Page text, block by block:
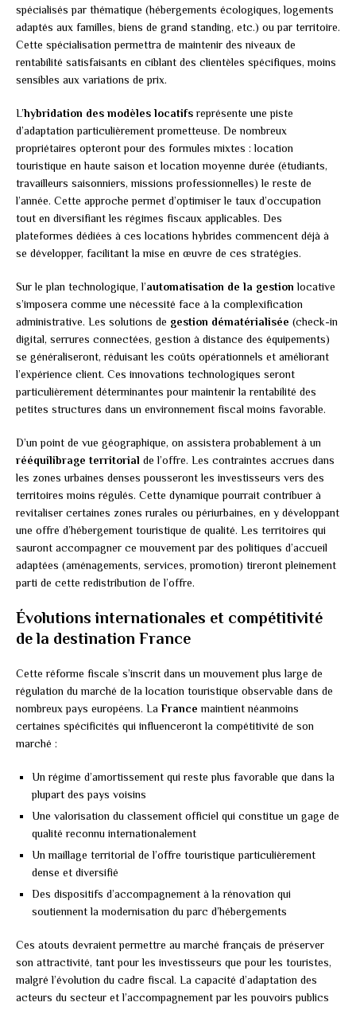
spécialisés par thématique (hébergements écologiques, logements
adaptés aux familles, biens de grand standing, etc.) ou par territoire.
Cette spécialisation permettra de maintenir des niveaux de
rentabilité satisfaisants en ciblant des clientèles spécifiques, moins
sensibles aux variations de prix.
L’hybridation des modèles locatifsreprésente une piste
d’adaptation particulièrement prometteuse. De nombreux
propriétaires opteront pour des formules mixtes : location
touristique en haute saison et location moyenne durée (étudiants,
travailleurs saisonniers, missions professionnelles) le reste de
l’année. Cette approche permet d’optimiser le taux d’occupation
tout en diversifiant les régimes fiscaux applicables. Des
plateformes dédiées à ces locations hybrides commencent déjà à
se développer, facilitant la mise en œuvre de ces stratégies.
Sur le plan technologique, l’automatisation de la gestion locative
s’imposera comme une nécessité face à la complexification
administrative. Les solutions de gestion dématérialisée (check-in
digital, serrures connectées, gestion à distance des équipements)
se généraliseront, réduisant les coûts opérationnels et améliorant
l’expérience client. Ces innovations technologiques seront
particulièrement déterminantes pour maintenir la rentabilité des
petites structures dans un environnement fiscal moins favorable.
D’un point de vue géographique, on assistera probablement à un
rééquilibrage territorial de l’offre. Les contraintes accrues dans
les zones urbaines denses pousseront les investisseurs vers des
territoires moins régulés. Cette dynamique pourrait contribuer à
revitaliser certaines zones rurales ou périurbaines, en y développant
une offre d’hébergement touristique de qualité. Les territoires qui
sauront accompagner ce mouvement par des politiques d’accueil
adaptées (aménagements, services, promotion) tireront pleinement
parti de cette redistribution de l’offre.
Évolutions internationales et compétitivité
de la destination France
Cette réforme fiscale s’inscrit dans un mouvement plus large de
régulation du marché de la location touristique observable dans de
nombreux pays européens. La France maintient néanmoins
certaines spécificités qui influenceront la compétitivité de son
marché :
Un régime d’amortissement qui reste plus favorable que dans la
plupart des pays voisins
Une valorisation du classement officiel qui constitue un gage de
qualité reconnu internationalement
Un maillage territorial de l’offre touristique particulièrement
dense et diversifié
Des dispositifs d’accompagnement à la rénovation qui
soutiennent la modernisation du parc d’hébergements
Ces atouts devraient permettre au marché français de préserver
son attractivité, tant pour les investisseurs que pour les touristes,
malgré l’évolution du cadre fiscal. La capacité d’adaptation des
acteurs du secteur et l’accompagnement par les pouvoirs publics